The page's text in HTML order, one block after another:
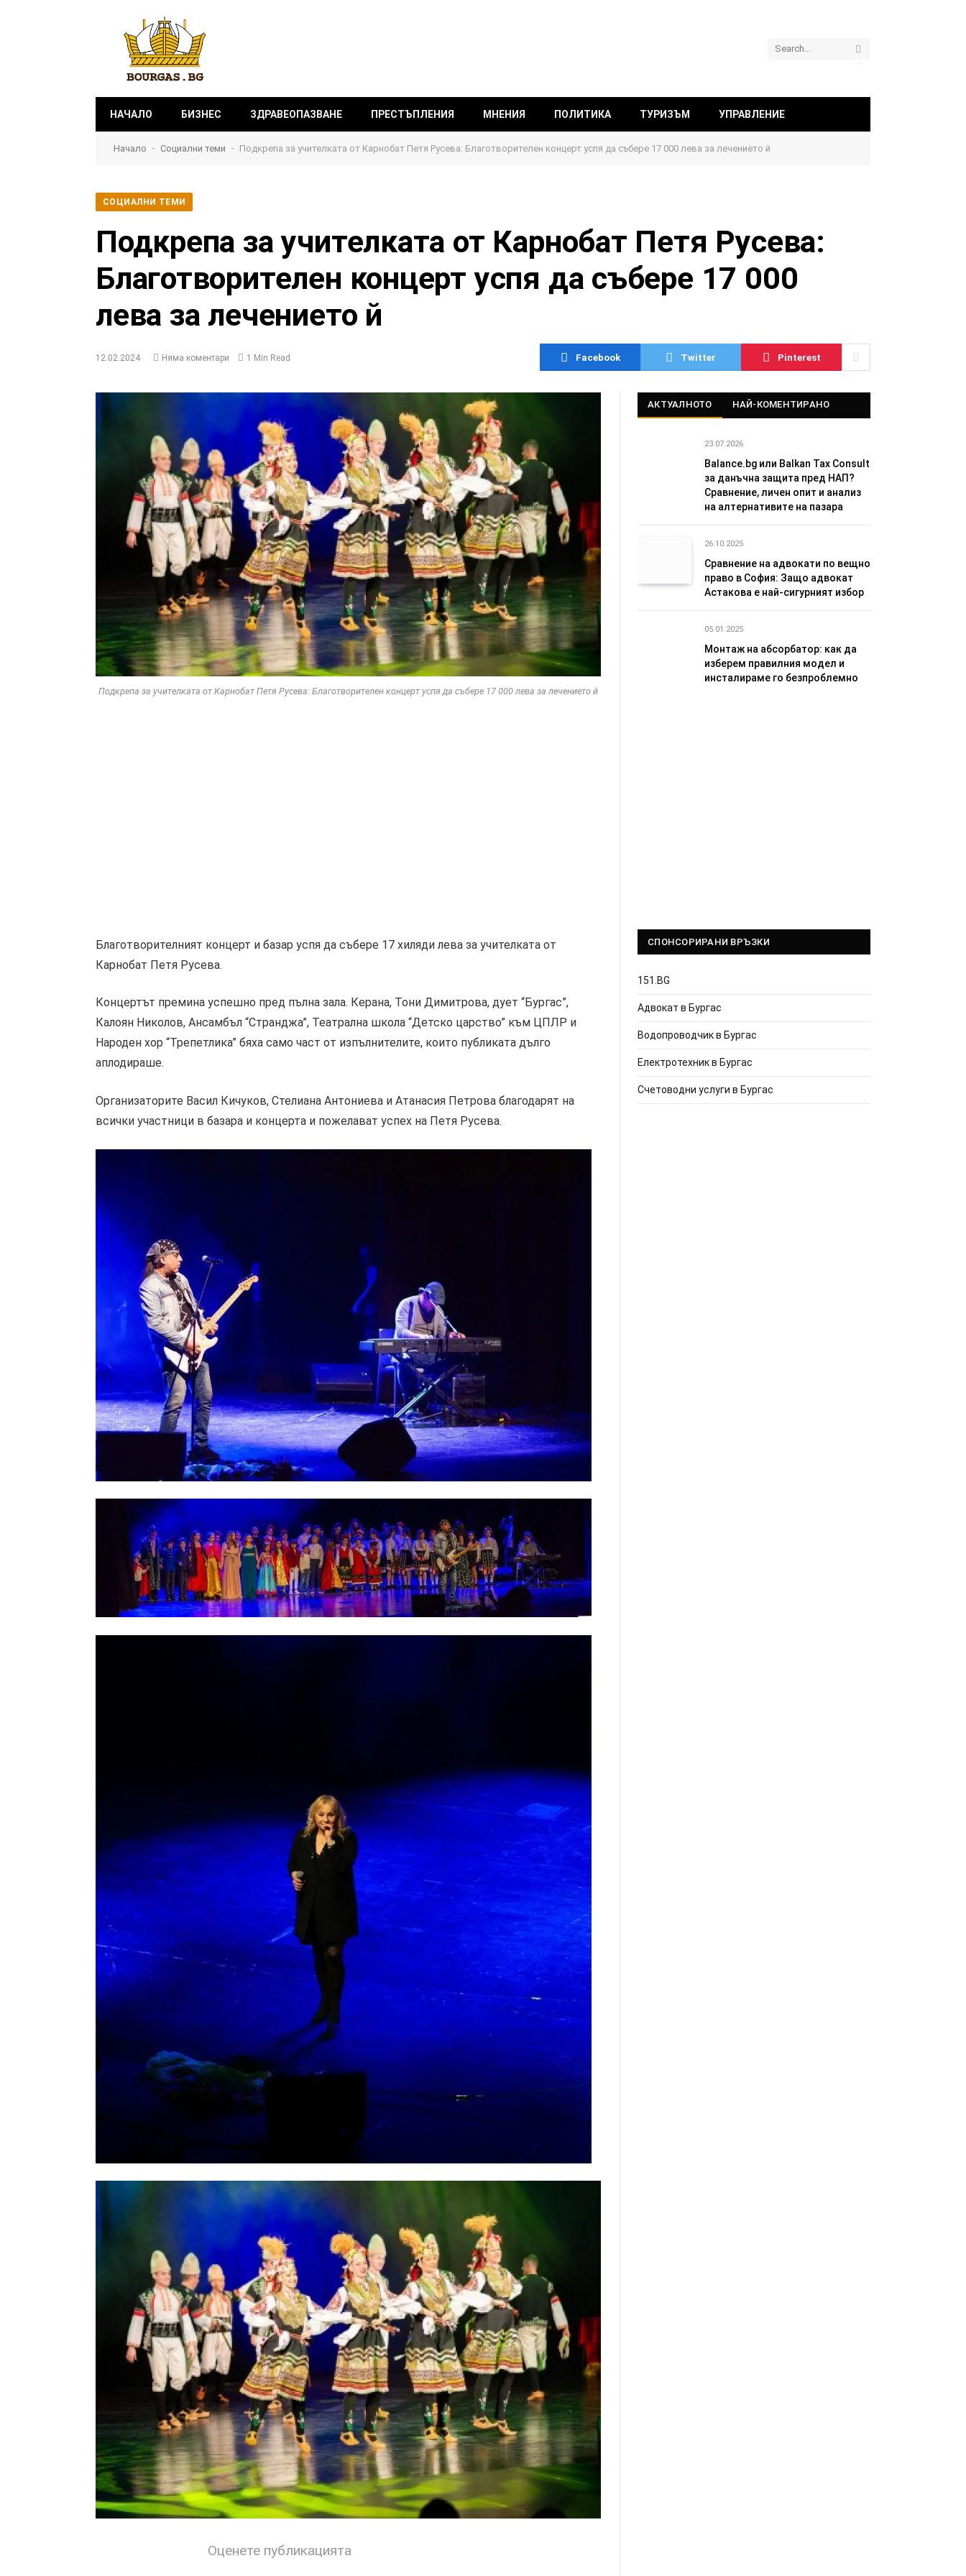
НАЧАЛО БИЗНЕС ЗДРАВЕОПАЗВАНЕ ПРЕСТЪПЛЕНИЯ МНЕНИЯ ПОЛИТИКА ТУРИЗЪМ УПРАВЛЕНИЕ
Начало - Социални теми - Подкрепа за учителката от Карнобат Петя Русева: Благотворителен концерт успя да събере 17 000 лева за лечението й
СОЦИАЛНИ ТЕМИ
Подкрепа за учителката от Карнобат Петя Русева:
Благотворителен концерт успя да събере 17 000
лева за лечението й
12.02.2024 Няма коментари 1 Min Read Facebook Twitter Pinterest
Подкрепа за учителката от Карнобат Петя Русева: Благотворителен концерт успя да събере 17 000 лева за лечението й
Благотворителният концерт и базар успя да събере 17 хиляди лева за учителката от
Карнобат Петя Русева.
Концертът премина успешно пред пълна зала. Керана, Тони Димитрова, дует “Бургас”,
Калоян Николов, Ансамбъл “Странджа”, Театрална школа “Детско царство” към ЦПЛР и
Народен хор “Трепетлика” бяха само част от изпълнителите, които публиката дълго
аплодираше.
Организаторите Васил Кичуков, Стелиана Антониева и Атанасия Петрова благодарят на
всички участници в базара и концерта и пожелават успех на Петя Русева.
Оценете публикацията
АКТУАЛНОТО НАЙ-КОМЕНТИРАНО
23.07.2026
Balance.bg или Balkan Tax Consult
за данъчна защита пред НАП?
Сравнение, личен опит и анализ
на алтернативите на пазара
26.10.2025
Сравнение на адвокати по вещно
право в София: Защо адвокат
Астакова е най-сигурният избор
05.01.2025
Монтаж на абсорбатор: как да
изберем правилния модел и
инсталираме го безпроблемно
СПОНСОРИРАНИ ВРЪЗКИ
151.BG
Адвокат в Бургас
Водопроводчик в Бургас
Електротехник в Бургас
Счетоводни услуги в Бургас